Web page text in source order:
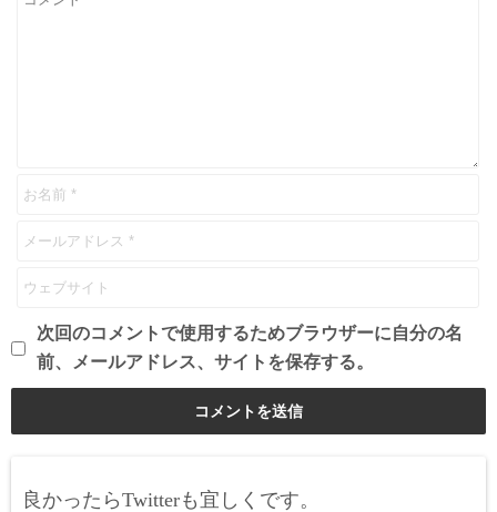
次回のコメントで使用するためブラウザーに自分の名
前、メールアドレス、サイトを保存する。
良かったらTwitterも宜しくです。